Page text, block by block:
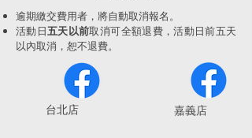
逾期繳交費用者，將自動取消報名。
活動日五天以前取消可全額退費，活動日前五天
以內取消，恕不退費。
​台北店 嘉義店